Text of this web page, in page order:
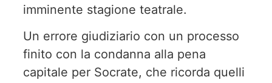
imminente stagione teatrale.
Un errore giudiziario con un processo
finito con la condanna alla pena
capitale per Socrate, che ricorda quelli